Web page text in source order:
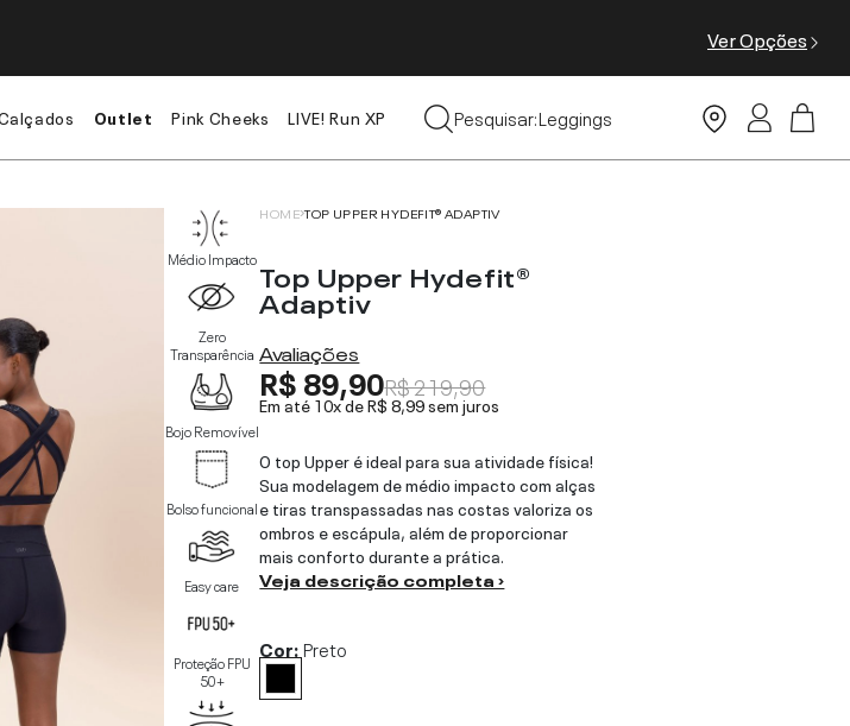
Ver Opções
Outlet Pink Cheeks LIVE! Run XP
Pesquisar:
Tops
Leggings
Médio Impacto
Zero
Transparência
Bojo Removível
Bolso funcional
Easy care
Proteção FPU
50+
HOME TOP UPPER HYDEFIT® ADAPTIV
Top Upper Hydefit®
Adaptiv
Avaliações
R$ 89,90R$ 219,90
Em até 10x deR$ 8,99sem juros
O top Upper é ideal para sua atividade física!
Sua modelagem de médio impacto com alças
e tiras transpassadas nas costas valoriza os
ombros e escápula, além de proporcionar
mais conforto durante a prática.
Veja descrição completa ›
Cor:Preto